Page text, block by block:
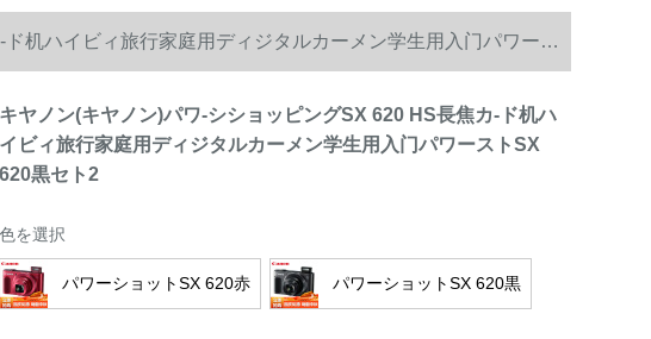
机ハイビィ旅行家庭用ディジタルカーメン学生用入门パワース
キヤノン(キヤノン)パワ-シショッピングSX 620 HS長焦カ-ド机ハ
イビィ旅行家庭用ディジタルカーメン学生用入门パワーストSX
620黒セト2
色を選択
パワーショットSX 620赤 パワーショットSX 620黒